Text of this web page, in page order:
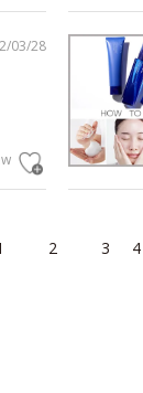
03/28
2 3 4